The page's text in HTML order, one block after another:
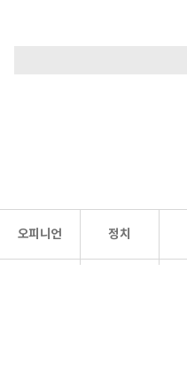
오피니언 정치